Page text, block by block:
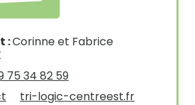
:Corinne et Fabrice
75 34 82 59
tri-logic-centreest.fr